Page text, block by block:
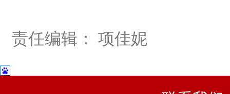
责任编辑： 项佳妮